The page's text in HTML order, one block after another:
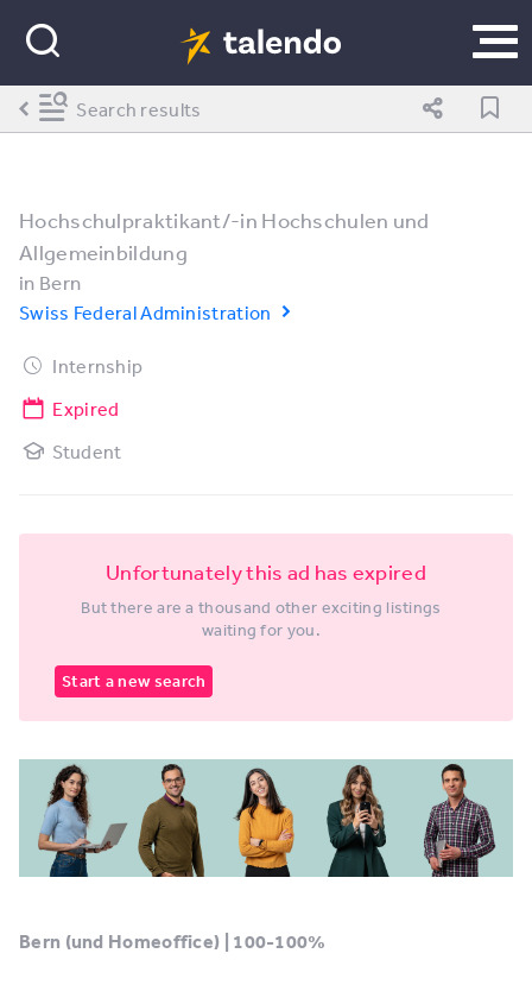
Hochschulpraktikant/-in Hochschulen und
Allgemeinbildung
in Bern
Swiss Federal Administration
Internship
Expired
Student
Unfortunately this ad has expired
But there are a thousand other exciting listings
waiting for you.
Start a new search
Bern (und Homeoffice) | 100-100%
Search results